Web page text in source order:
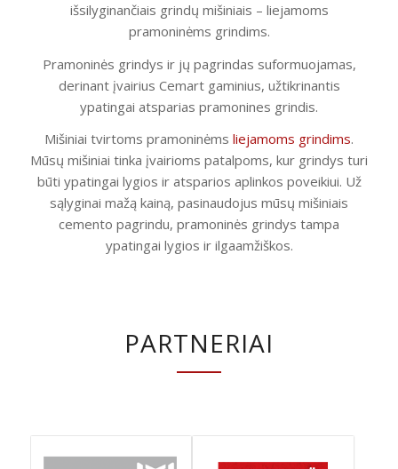
išsilyginančiais grindų mišiniais – liejamoms
pramoninėms grindims.
Pramoninės grindys ir jų pagrindas suformuojamas,
derinant įvairius Cemart gaminius, užtikrinantis
ypatingai atsparias pramonines grindis.
Mišiniai tvirtoms pramoninėms liejamoms grindims.
Mūsų mišiniai tinka įvairioms patalpoms, kur grindys turi
būti ypatingai lygios ir atsparios aplinkos poveikiui. Už
sąlyginai mažą kainą, pasinaudojus mūsų mišiniais
cemento pagrindu, pramoninės grindys tampa
ypatingai lygios ir ilgaamžiškos.
PARTNERIAI